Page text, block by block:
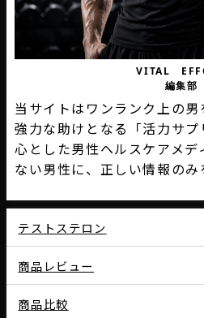
VITAL
編集部
当サイトはワンランク上の
強力な助けとなる「活力サ
心とした男性ヘルスケアメデ
ない男性に、正しい情報のみ
テストステロン
商品レビュー
商品比較